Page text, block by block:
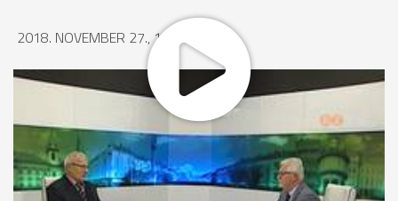
2018. NOVEMBER 27., 14:25
MEGOSZTÁS